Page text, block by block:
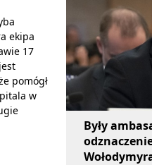
Były
ekipa
17
pomógł
w